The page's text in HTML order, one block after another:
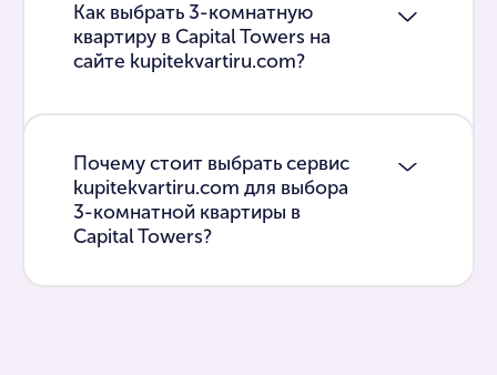
Как выбрать 3-комнатную
квартиру в Capital Towers на
сайте kupitekvartiru.com?
Почему стоит выбрать сервис
kupitekvartiru.com для выбора
3-комнатной квартиры в
Capital Towers?